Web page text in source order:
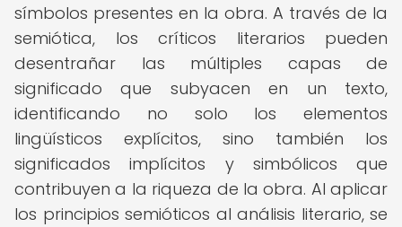
símbolos presentes en la obra. A través de la
semiótica, los críticos literarios pueden
desentrañar las múltiples capas de
significado que subyacen en un texto,
identificando no solo los elementos
lingüísticos explícitos, sino también los
significados implícitos y simbólicos que
contribuyen a la riqueza de la obra. Al aplicar
los principios semióticos al análisis literario, se